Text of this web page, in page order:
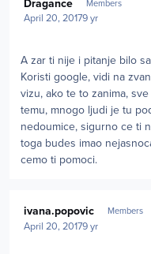
Dragance Members
April 20, 20179 yr
A zar ti nije i pitanje bilo
Koristi google, vidi na
vizu, ako te to zanima,
temu, mnogo ljudi je tu
nedoumice, sigurno ce ti
toga budes imao
cemo ti pomoci.
ivana.popovic Members
April 20, 20179 yr